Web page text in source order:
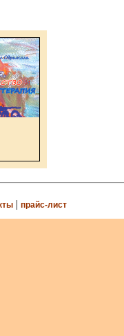
| прайс-лист